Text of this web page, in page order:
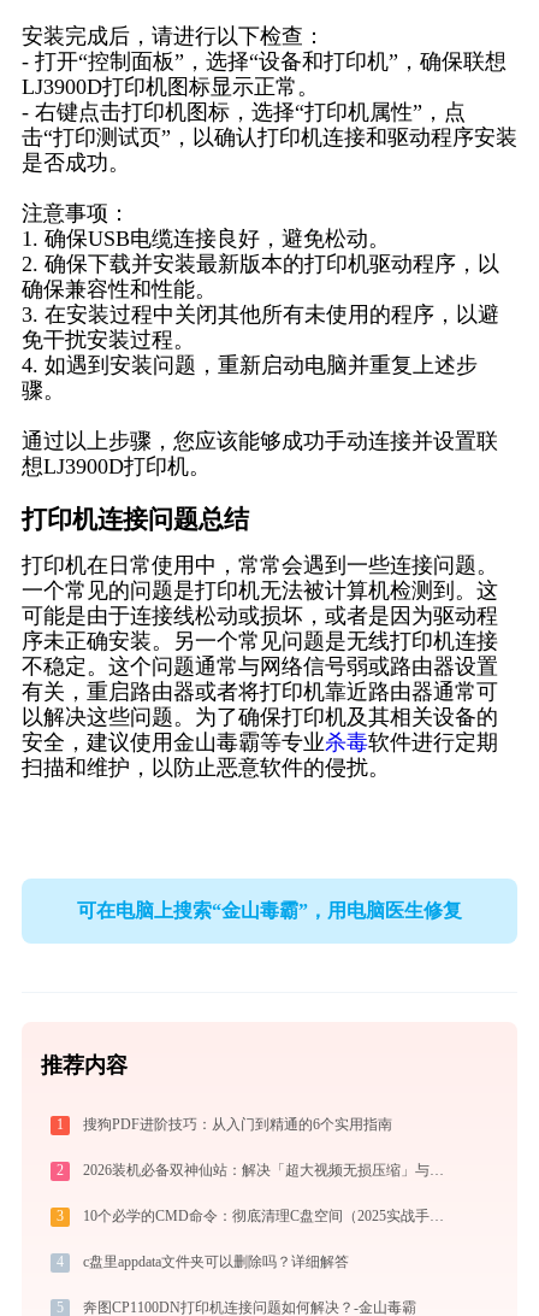
安装完成后，请进行以下检查：
- 打开“控制面板”，选择“设备和打印机”，确保联想
LJ3900D打印机图标显示正常。
- 右键点击打印机图标，选择“打印机属性”，点
击“打印测试页”，以确认打印机连接和驱动程序安装
是否成功。
注意事项：
1. 确保USB电缆连接良好，避免松动。
2. 确保下载并安装最新版本的打印机驱动程序，以
确保兼容性和性能。
3. 在安装过程中关闭其他所有未使用的程序，以避
免干扰安装过程。
4. 如遇到安装问题，重新启动电脑并重复上述步
骤。
通过以上步骤，您应该能够成功手动连接并设置联
想LJ3900D打印机。
打印机连接问题总结
打印机在日常使用中，常常会遇到一些连接问题。
一个常见的问题是打印机无法被计算机检测到。这
可能是由于连接线松动或损坏，或者是因为驱动程
序未正确安装。另一个常见问题是无线打印机连接
不稳定。这个问题通常与网络信号弱或路由器设置
有关，重启路由器或者将打印机靠近路由器通常可
以解决这些问题。为了确保打印机及其相关设备的
安全，建议使用金山毒霸等专业杀毒软件进行定期
扫描和维护，以防止恶意软件的侵扰。
可在电脑上搜索“金山毒霸”，用电脑医生修复
推荐内容
1 搜狗PDF进阶技巧：从入门到精通的6个实用指南
2 2026装机必备双神仙站：解决「超大视频无损压缩」与「冷门格式4K高清播放」的终极方案
3 10个必学的CMD命令：彻底清理C盘空间（2025实战手册）
4 c盘里appdata文件夹可以删除吗？详细解答
5 奔图CP1100DN打印机连接问题如何解决？-金山毒霸